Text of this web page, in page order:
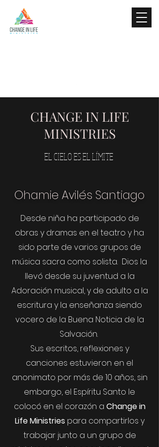
CHANGE IN LIFE
MINISTRIES
EL CIELO ES EL LÍMITE
Ohamie Avilés Santiago
Desde niña ha participado de
obras y dramas en el teatro y ha
sido parte de varios grupos de
música sacra como solista. Dios la
llevó desde su juventud a la
Adoración musical, y de adulto a la
escritura y la enseñanza siendo
vocero de la Buena Noticia de la
Salvación.
Sus escritos, reflexiones y
canciones estuvieron en el
anonimato por más de 10 años, sin
embargo, el Espíritu Santo le
colocó en el corazón a Change in
Life Ministries para compartirlos y
trabajar junto a un grupo de